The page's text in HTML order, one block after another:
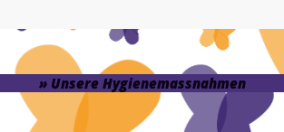
» Unsere Hygienemassnahmen